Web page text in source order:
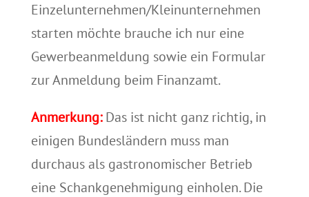
Einzelunternehmen/Kleinunternehmen
starten möchte brauche ich nur eine
Gewerbeanmeldung sowie ein Formular
zur Anmeldung beim Finanzamt.
Anmerkung:Das ist nicht ganz richtig, in
einigen Bundesländern muss man
durchaus als gastronomischer Betrieb
eine Schankgenehmigung einholen. Die